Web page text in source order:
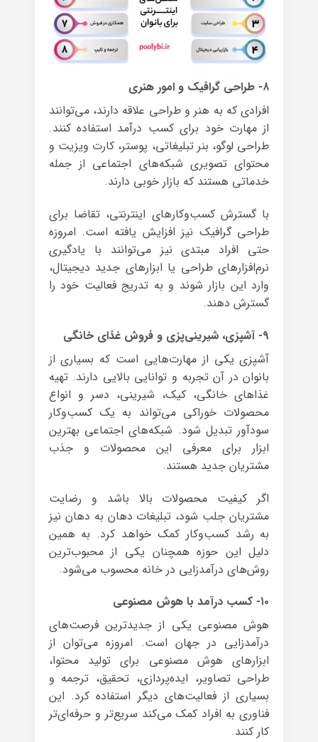
۸- طراحی گرافیک و امور هنری
افرادی که به هنر و طراحی علاقه دارند، می‌توانند
از مهارت خود برای کسب درآمد استفاده کنند.
طراحی لوگو، بنر تبلیغاتی، پوستر، کارت ویزیت و
محتوای تصویری شبکه‌های اجتماعی از جمله
خدماتی هستند که بازار خوبی دارند.
با گسترش کسب‌وکارهای اینترنتی، تقاضا برای
طراحی گرافیک نیز افزایش یافته است. امروزه
حتی افراد مبتدی نیز می‌توانند با یادگیری
نرم‌افزارهای طراحی یا ابزارهای جدید دیجیتال،
وارد این بازار شوند و به تدریج فعالیت خود را
گسترش دهند.
۹- آشپزی، شیرینی‌پزی و فروش غذای خانگی
آشپزی یکی از مهارت‌هایی است که بسیاری از
بانوان در آن تجربه و توانایی بالایی دارند. تهیه
غذاهای خانگی، کیک، شیرینی، دسر و انواع
محصولات خوراکی می‌تواند به یک کسب‌وکار
سودآور تبدیل شود. شبکه‌های اجتماعی بهترین
ابزار برای معرفی این محصولات و جذب
مشتریان جدید هستند.
اگر کیفیت محصولات بالا باشد و رضایت
مشتریان جلب شود، تبلیغات دهان به دهان نیز
به رشد کسب‌وکار کمک خواهد کرد. به همین
دلیل این حوزه همچنان یکی از محبوب‌ترین
روش‌های درآمدزایی در خانه محسوب می‌شود.
۱۰- کسب درآمد با هوش مصنوعی
هوش مصنوعی یکی از جدیدترین فرصت‌های
درآمدزایی در جهان است. امروزه می‌توان از
ابزارهای هوش مصنوعی برای تولید محتوا،
طراحی تصاویر، ایده‌پردازی، تحقیق، ترجمه و
بسیاری از فعالیت‌های دیگر استفاده کرد. این
فناوری به افراد کمک می‌کند سریع‌تر و حرفه‌ای‌تر
کار کنند.